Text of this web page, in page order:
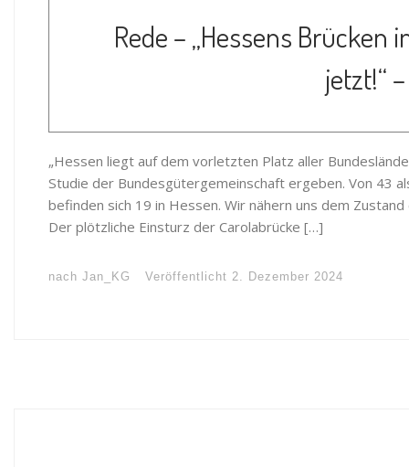
Rede – „Hessens
jetzt!“
„Hessen liegt auf dem vorletzten Platz aller
Studie der Bundesgütergemeinschaft ergeben. Von 43
befinden sich 19 in Hessen. Wir nähern uns dem
Der plötzliche Einsturz der Carolabrücke […]
nach Jan_KG Veröffentlicht 2. Dezember 2024